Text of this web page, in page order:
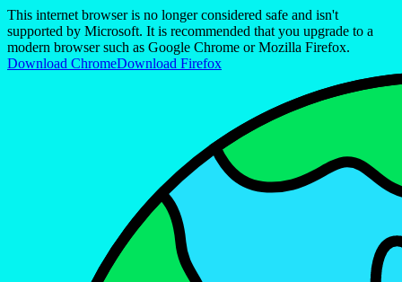
This internet browser is no longer considered safe and isn't
supported by Microsoft. It is recommended that you upgrade to a
modern browser such as Google Chrome or Mozilla Firefox.
Download ChromeDownload Firefox